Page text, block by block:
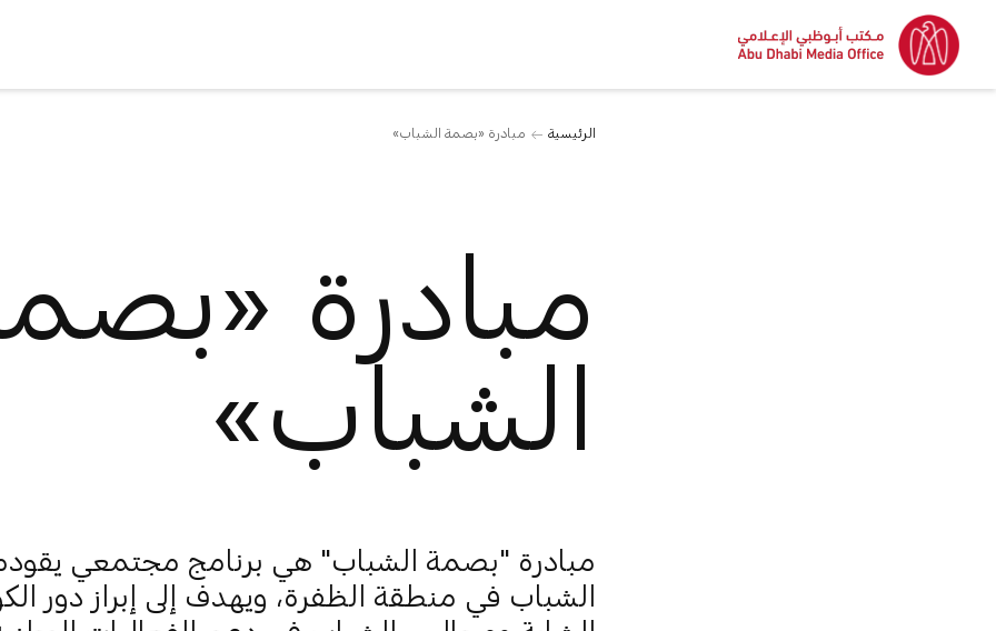
الرئيسية مبادرة «بصمة الشباب»
مبادرة
الشباب»
مبادرة "بصمة الشباب" هي برنامج مجتمعي
الشباب في منطقة الظفرة، ويهدف إلى إبراز دور